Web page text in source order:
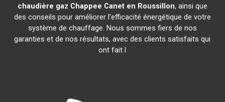
chaudière gaz Chappee Canet en Roussillon, ainsi que
des conseils pour améliorer l'efficacité énergétique de votre
système de chauffage. Nous sommes fiers de nos
garanties et de nos résultats, avec des clients satisfaits qui
ont fait l